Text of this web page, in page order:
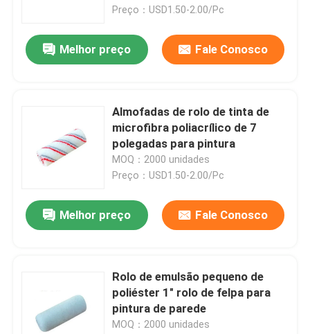
Preço：USD1.50-2.00/Pc
Melhor preço Fale Conosco
Almofadas de rolo de tinta de
microfibra poliacrílico de 7
polegadas para pintura
MOQ：2000 unidades
Preço：USD1.50-2.00/Pc
Melhor preço Fale Conosco
Rolo de emulsão pequeno de
poliéster 1" rolo de felpa para
pintura de parede
MOQ：2000 unidades